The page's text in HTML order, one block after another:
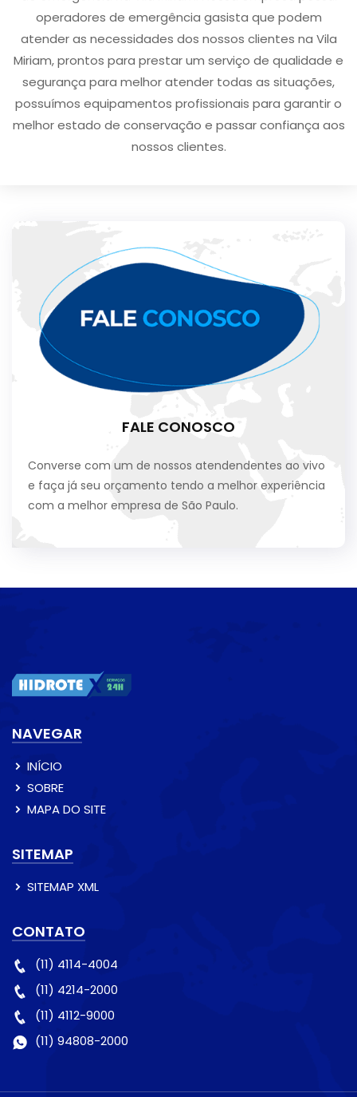
operadores de emergência gasista que podem
atender as necessidades dos nossos clientes na Vila
Miriam, prontos para prestar um serviço de qualidade e
segurança para melhor atender todas as situações,
possuímos equipamentos profissionais para garantir o
melhor estado de conservação e passar confiança aos
nossos clientes.
FALE CONOSCO
Converse com um de nossos atendendentes ao vivo
e faça já seu orçamento tendo a melhor experiência
com a melhor empresa de São Paulo.
NAVEGAR
INÍCIO
SOBRE
MAPA DO SITE
SITEMAP
SITEMAP XML
CONTATO
(11) 4114-4004
(11) 4214-2000
(11) 4112-9000
(11) 94808-2000